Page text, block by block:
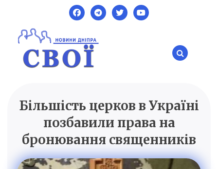
content
SVOI.DP.UA
Новини Дніпра
Більшість церков в Україні
позбавили права на
бронювання священників